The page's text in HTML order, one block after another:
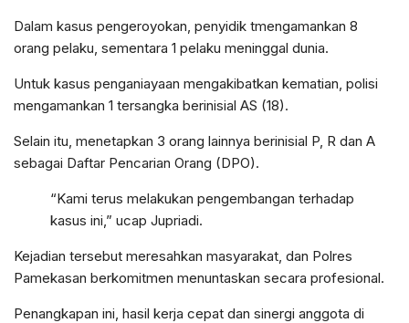
Dalam kasus pengeroyokan, penyidik tmengamankan 8
orang pelaku, sementara 1 pelaku meninggal dunia.
Untuk kasus penganiayaan mengakibatkan kematian, polisi
mengamankan 1 tersangka berinisial AS (18).
Selain itu, menetapkan 3 orang lainnya berinisial P, R dan A
sebagai Daftar Pencarian Orang (DPO).
“Kami terus melakukan pengembangan terhadap
kasus ini,” ucap Jupriadi.
Kejadian tersebut meresahkan masyarakat, dan Polres
Pamekasan berkomitmen menuntaskan secara profesional.
Penangkapan ini, hasil kerja cepat dan sinergi anggota di